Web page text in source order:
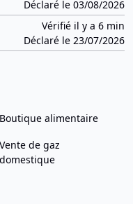
Déclaré le 03/08/2026
Vérifié il y a 6 min
Déclaré le 23/07/2026
Boutique alimentaire
Vente de gaz
domestique